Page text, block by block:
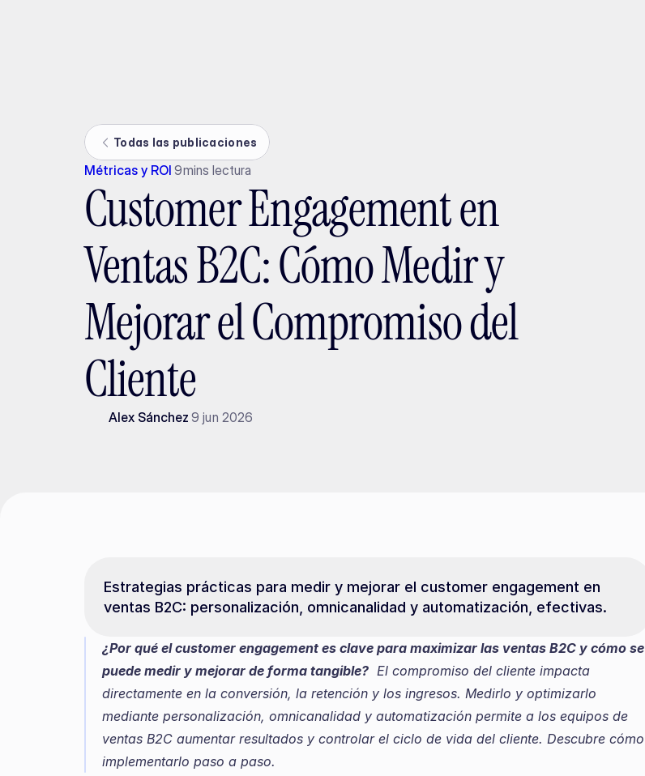
Todas las publicaciones
Métricas y ROI 9mins lectura
Customer Engagement en
Ventas B2C: Cómo Medir y
Mejorar el Compromiso del
Cliente
Alex Sánchez 9 jun 2026
Estrategias prácticas para medir y mejorar el customer engagement en
ventas B2C: personalización, omnicanalidad y automatización, efectivas.
¿Por qué el customer engagement es clave para maximizar las ventas B2C y cómo se
puede medir y mejorar de forma tangible?
  El compromiso del cliente impacta
directamente en la conversión, la retención y los ingresos. Medirlo y optimizarlo
mediante personalización, omnicanalidad y automatización permite a los equipos de
ventas B2C aumentar resultados y controlar el ciclo de vida del cliente. Descubre cómo
implementarlo paso a paso.